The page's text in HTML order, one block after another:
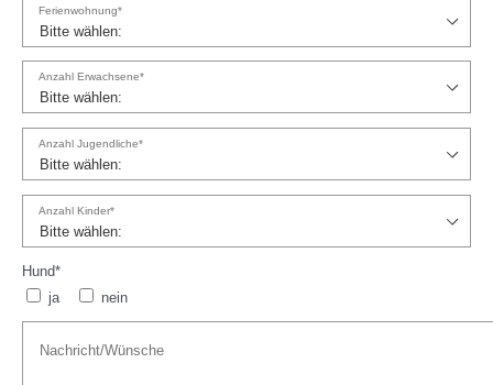
Ferienwohnung*
Anzahl Erwachsene*
Anzahl Jugendliche*
Anzahl Kinder*
Hund*
ja
nein